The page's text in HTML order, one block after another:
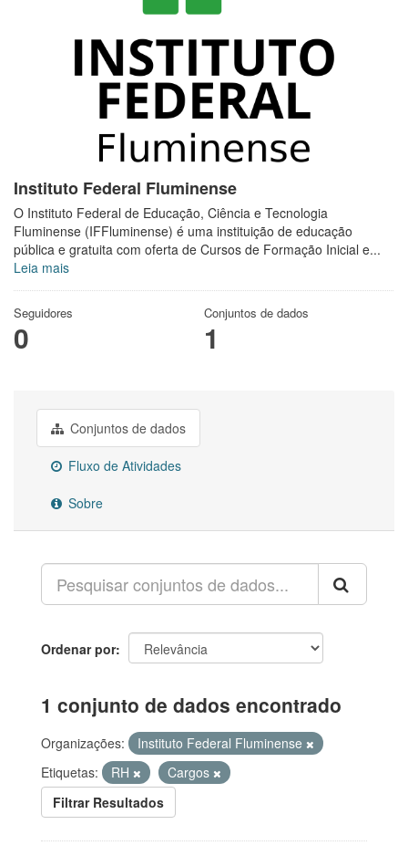
Instituto Federal Fluminense
O Instituto Federal de Educação, Ciência e Tecnologia
Fluminense (IFFluminense) é uma instituição de educação
pública e gratuita com oferta de Cursos de Formação Inicial e...
Leia mais
Seguidores
0
Conjuntos de dados
1
Conjuntos de dados
Fluxo de Atividades
Sobre
Ordenar por
1 conjunto de dados encontrado
Organizações:
Instituto Federal Fluminense
Etiquetas:
RH
Cargos
Filtrar Resultados